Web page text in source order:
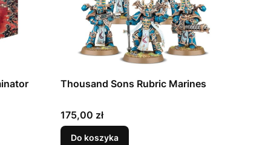
Thousand Sons Rubric Marines
Cena
175,00 zł
Do koszyka